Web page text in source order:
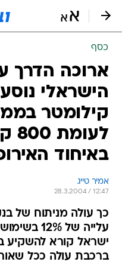
כסף
ארוכה הדרך
קילומטר
באיחוד
אמיר טייג
28.3.2004 / 12:47
עלייה של
ישראל קורא להשקיע
ברכבת עולה ככל